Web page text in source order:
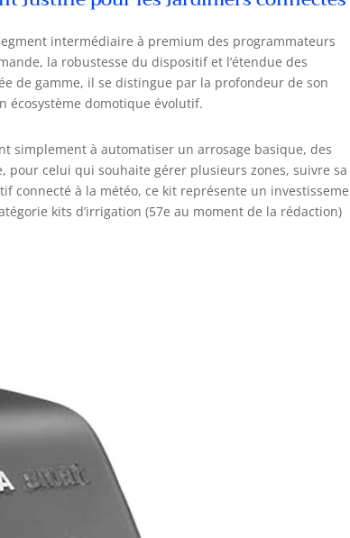
intermédiaire à premium des programmateurs
la robustesse du dispositif et l’étendue des
de gamme, il se distingue par la profondeur de son
écosystème domotique évolutif.
simplement à automatiser un arrosage basique, des
pour celui qui souhaite gérer plusieurs zones, suivre sa
connecté à la météo, ce kit représente un
kits d’irrigation (57e au moment de la rédaction)